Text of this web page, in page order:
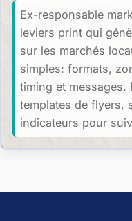
Ex-responsable
leviers print qui
sur les marchés
simples: formats,
timing et messages.
templates de flyers,
indicateurs pour